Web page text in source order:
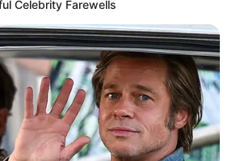
sebagai host dan chef di acara
tayang tiap akhir pekan
Celebrity Farewells